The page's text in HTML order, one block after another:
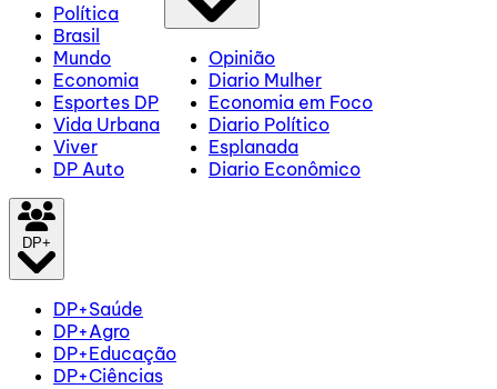
Política
Brasil
Mundo
Economia
Esportes DP
Vida Urbana
Viver
DP Auto
Opinião
Diario Mulher
Economia em Foco
Diario Político
Esplanada
Diario Econômico
DP+
DP+Saúde
DP+Agro
DP+Educação
DP+Ciências